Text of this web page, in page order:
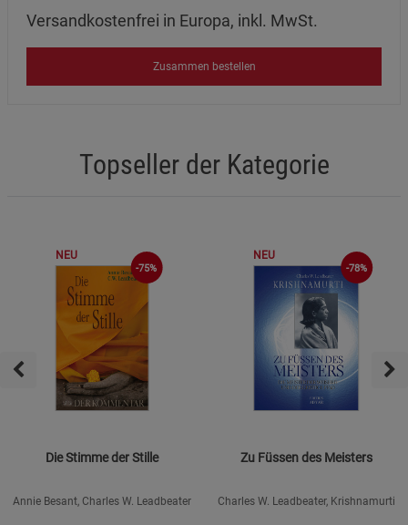
Versandkostenfrei in Europa, inkl. MwSt.
Zusammen bestellen
Topseller der Kategorie
NEU
-75%
Die Stimme der Stille
Annie Besant, Charles W. Leadbeater
NEU
-78%
Zu Füssen des Meisters
Charles W. Leadbeater, Krishnamurti